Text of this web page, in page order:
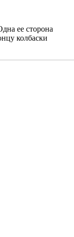
ее сторона
колбаски